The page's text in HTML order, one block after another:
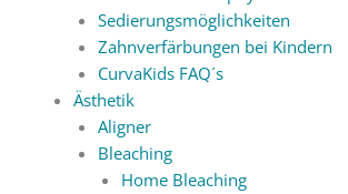
Sedierungsmöglichkeiten
Zahnverfärbungen bei Kindern
CurvaKids FAQ´s
Ästhetik
Aligner
Bleaching
Home Bleaching